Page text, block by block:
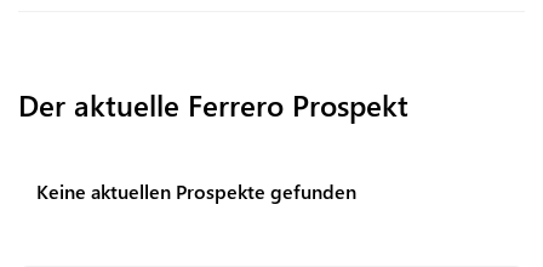
Der aktuelle Ferrero Prospekt
Keine aktuellen Prospekte gefunden